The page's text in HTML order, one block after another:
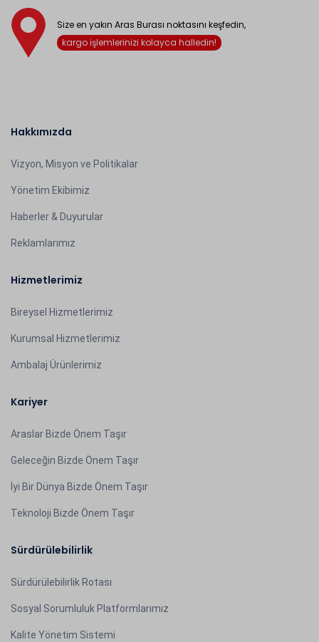
Size en yakın Aras Burası noktasını keşfedin,
kargo işlemlerinizi kolayca halledin!
Hakkımızda
Vizyon, Misyon ve Politikalar
Yönetim Ekibimiz
Haberler & Duyurular
Reklamlarımız
Hizmetlerimiz
Bireysel Hizmetlerimiz
Kurumsal Hizmetlerimiz
Ambalaj Ürünlerimiz
Kariyer
Araslar Bizde Önem Taşır
Geleceğin Bizde Önem Taşır
İyi Bir Dünya Bizde Önem Taşır
Teknoloji Bizde Önem Taşır
Sürdürülebilirlik
Sürdürülebilirlik Rotası
Sosyal Sorumluluk Platformlarımız
Kalite Yönetim Sistemi